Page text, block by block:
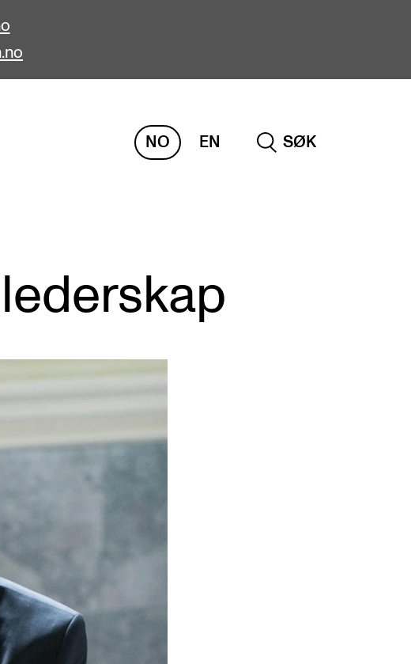
NO EN
SØK
Prosjekter
Finn ansatte
For ansatte og studenter